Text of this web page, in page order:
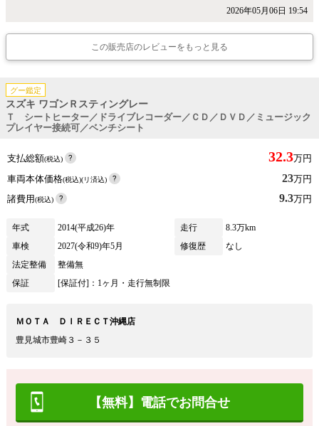
2026年05月06日 19:54
この販売店のレビューをもっと見る
グー鑑定
スズキ ワゴンＲスティングレー
Ｔ シートヒーター／ドライブレコーダー／ＣＤ／ＤＶＤ／ミュージック
プレイヤー接続可／ベンチシート
支払総額(税込) 32.3万円
車両本体価格(税込)(リ済込) 23万円
諸費用(税込) 9.3万円
年式 2014(平成26)年 走行
8.3万km
車検
2027(令和9)年5月 修復歴
なし
法定整備
整備無
保証
[保証付]：1ヶ月・走行無制限
ＭＯＴＡ ＤＩＲＥＣＴ沖縄店
豊見城市豊崎３－３５
【無料】電話でお問合せ